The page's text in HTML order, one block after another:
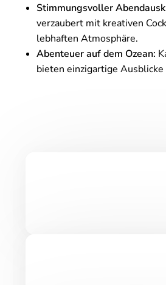
Stimmungsvoller
verzaubert mit kreativen
lebhaften Atmosphäre.
Abenteuer auf dem Ozean:
bieten einzigartige Ausblicke